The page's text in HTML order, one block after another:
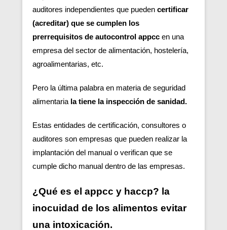
auditores independientes que pueden certificar
(acreditar) que se cumplen los
prerrequisitos de autocontrol appcc en una
empresa del sector de alimentación, hostelería,
agroalimentarias, etc.
Pero la última palabra en materia de seguridad
alimentaria la tiene la inspección de sanidad.
Estas entidades de certificación, consultores o
auditores son empresas que pueden realizar la
implantación del manual o verifican que se
cumple dicho manual dentro de las empresas.
¿Qué es el appcc y haccp? la
inocuidad de los alimentos evitar
una intoxicación.